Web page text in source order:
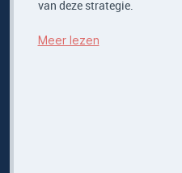
van deze strategie.
Meer lezen